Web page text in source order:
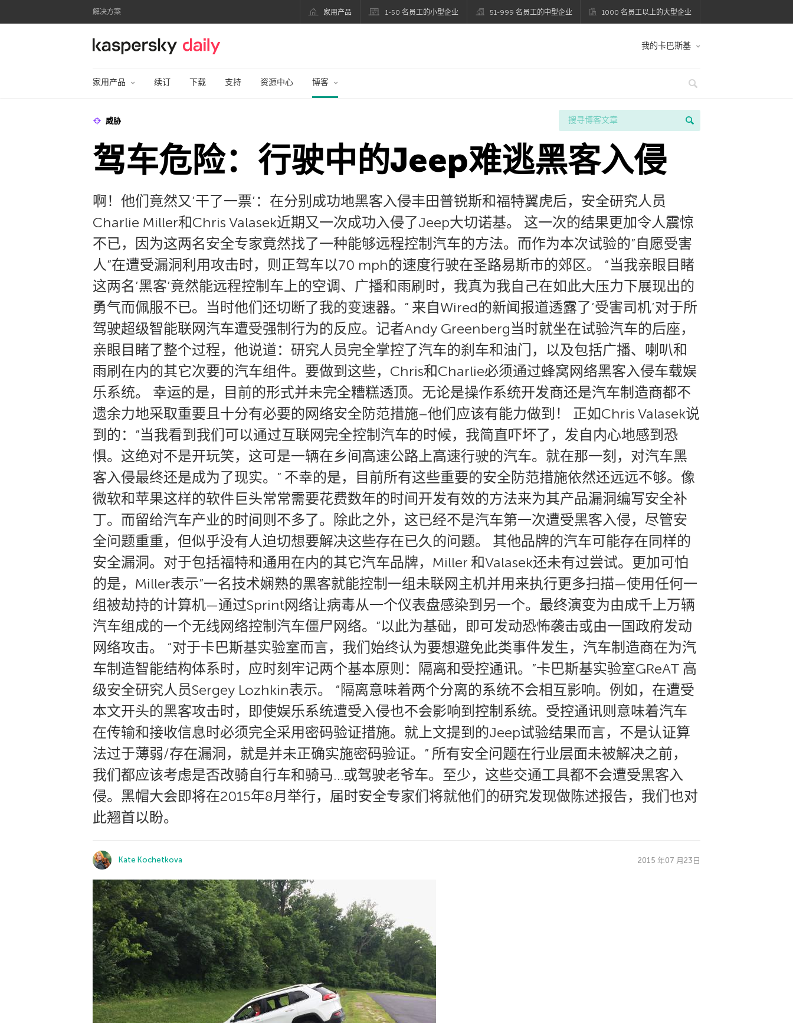
解决方案 家用产品 1-50 名员工的小型企业 51-999 名员工的中型企业 1000 名员工以上的大型企业
卡巴斯基官方博客 我的卡巴斯基
家用产品 续订 下载 支持 资源中心 博客
威胁
驾车危险：行驶中的Jeep难逃黑客入侵
啊！他们竟然又’干了一票’：在分别成功地黑客入侵丰田普锐斯和福特翼虎后，安全研究人员
Charlie Miller和Chris Valasek近期又一次成功入侵了Jeep大切诺基。 这一次的结果更加令人震惊
不已，因为这两名安全专家竟然找了一种能够远程控制汽车的方法。而作为本次试验的”自愿受害
人”在遭受漏洞利用攻击时，则正驾车以70 mph的速度行驶在圣路易斯市的郊区。 “当我亲眼目睹
这两名’黑客’竟然能远程控制车上的空调、广播和雨刷时，我真为我自己在如此大压力下展现出的
勇气而佩服不已。当时他们还切断了我的变速器。” 来自Wired的新闻报道透露了’受害司机’对于所
驾驶超级智能联网汽车遭受强制行为的反应。记者Andy Greenberg当时就坐在试验汽车的后座，
亲眼目睹了整个过程，他说道：研究人员完全掌控了汽车的刹车和油门，以及包括广播、喇叭和
雨刷在内的其它次要的汽车组件。要做到这些，Chris和Charlie必须通过蜂窝网络黑客入侵车载娱
乐系统。 幸运的是，目前的形式并未完全糟糕透顶。无论是操作系统开发商还是汽车制造商都不
遗余力地采取重要且十分有必要的网络安全防范措施–他们应该有能力做到！ 正如Chris Valasek说
到的：”当我看到我们可以通过互联网完全控制汽车的时候，我简直吓坏了，发自内心地感到恐
惧。这绝对不是开玩笑，这可是一辆在乡间高速公路上高速行驶的汽车。就在那一刻，对汽车黑
客入侵最终还是成为了现实。” 不幸的是，目前所有这些重要的安全防范措施依然还远远不够。像
微软和苹果这样的软件巨头常常需要花费数年的时间开发有效的方法来为其产品漏洞编写安全补
丁。而留给汽车产业的时间则不多了。除此之外，这已经不是汽车第一次遭受黑客入侵，尽管安
全问题重重，但似乎没有人迫切想要解决这些存在已久的问题。 其他品牌的汽车可能存在同样的
安全漏洞。对于包括福特和通用在内的其它汽车品牌，Miller 和Valasek还未有过尝试。更加可怕
的是，Miller表示”一名技术娴熟的黑客就能控制一组未联网主机并用来执行更多扫描—使用任何一
组被劫持的计算机—通过Sprint网络让病毒从一个仪表盘感染到另一个。最终演变为由成千上万辆
汽车组成的一个无线网络控制汽车僵尸网络。”以此为基础，即可发动恐怖袭击或由一国政府发动
网络攻击。 “对于卡巴斯基实验室而言，我们始终认为要想避免此类事件发生，汽车制造商在为汽
车制造智能结构体系时，应时刻牢记两个基本原则：隔离和受控通讯。”卡巴斯基实验室GReAT 高
级安全研究人员Sergey Lozhkin表示。 “隔离意味着两个分离的系统不会相互影响。例如，在遭受
本文开头的黑客攻击时，即使娱乐系统遭受入侵也不会影响到控制系统。受控通讯则意味着汽车
在传输和接收信息时必须完全采用密码验证措施。就上文提到的Jeep试验结果而言，不是认证算
法过于薄弱/存在漏洞，就是并未正确实施密码验证。” 所有安全问题在行业层面未被解决之前，
我们都应该考虑是否改骑自行车和骑马…或驾驶老爷车。至少，这些交通工具都不会遭受黑客入
侵。黑帽大会即将在2015年8月举行，届时安全专家们将就他们的研究发现做陈述报告，我们也对
此翘首以盼。
Kate Kochetkova 2015 年07 月23日